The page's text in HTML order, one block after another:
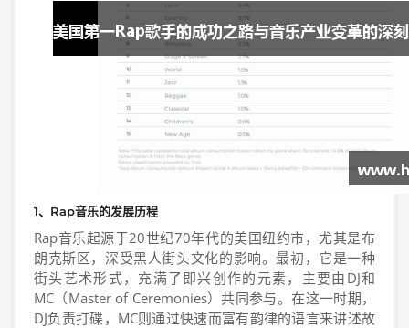
1、Rap音乐的发展历程
Rap音乐起源于20世纪70年代的美国纽约市，尤其是布
朗克斯区，深受黑人街头文化的影响。最初，它是一种
街头艺术形式，充满了即兴创作的元素，主要由DJ和
MC（Master of Ceremonies）共同参与。在这一时期，
DJ负责打碟，MC则通过快速而富有韵律的语言来讲述故